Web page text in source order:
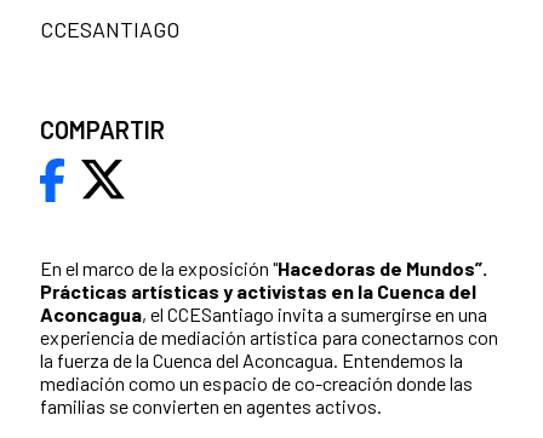
En el marco de la exposición "Hacedoras de Mundos”.
Prácticas artísticas y activistas en la Cuenca del
Aconcagua, el CCESantiago invita a sumergirse en una
experiencia de mediación artística para conectarnos con
la fuerza de la Cuenca del Aconcagua. Entendemos la
mediación como un espacio de co-creación donde las
familias se convierten en agentes activos.
CCESANTIAGO
COMPARTIR